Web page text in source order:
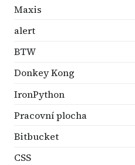
Maxis
alert
BTW
Donkey Kong
IronPython
Pracovní plocha
Bitbucket
CSS